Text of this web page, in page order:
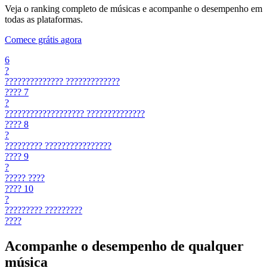
Veja o ranking completo de músicas e acompanhe o desempenho em
todas as plataformas.
Comece grátis agora
6
?
?????????????? ?????????????
???? 7
?
??????????????????? ??????????????
???? 8
?
????????? ????????????????
???? 9
?
????? ????
???? 10
?
????????? ?????????
????
Acompanhe o desempenho de qualquer
música